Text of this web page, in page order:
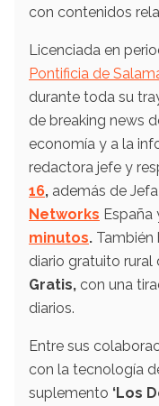
con contenidos
Licenciada en
Pontificia de
durante toda su
de breaking news
economía y a la
redactora jefe y
16, además de
Networks España
minutos. También
diario gratuito rural
Gratis, con una
diarios.
Entre sus
con la tecnología
suplemento ‘Los